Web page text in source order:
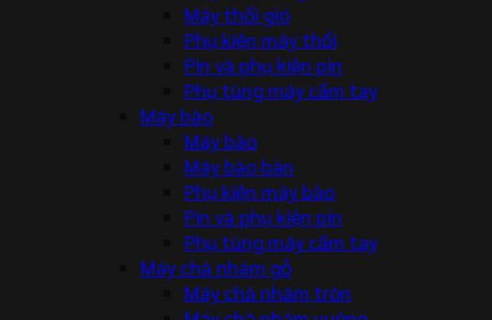
Máy thổi gió
Phụ kiện máy thổi
Pin và phụ kiện pin
Phụ tùng máy cầm tay
Máy bào
Máy bào
Máy bào bàn
Phụ kiện máy bào
Pin và phụ kiện pin
Phụ tùng máy cầm tay
Máy chà nhám gỗ
Máy chà nhám tròn